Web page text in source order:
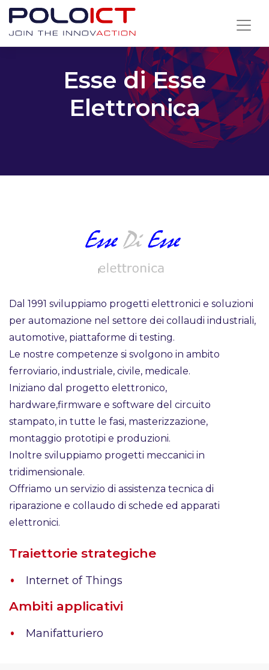
Skip
content
Esse di Esse
Elettronica
Dal 1991 sviluppiamo progetti elettronici e soluzioni
per automazione nel settore dei collaudi industriali,
automotive, piattaforme di testing.
Le nostre competenze si svolgono in ambito
ferroviario, industriale, civile, medicale.
Iniziano dal progetto elettronico,
hardware,firmware e software del circuito
stampato, in tutte le fasi, masterizzazione,
montaggio prototipi e produzioni.
Inoltre sviluppiamo progetti meccanici in
tridimensionale.
Offriamo un servizio di assistenza tecnica di
riparazione e collaudo di schede ed apparati
elettronici.
Traiettorie strategiche
Internet of Things
Ambiti applicativi
Manifatturiero